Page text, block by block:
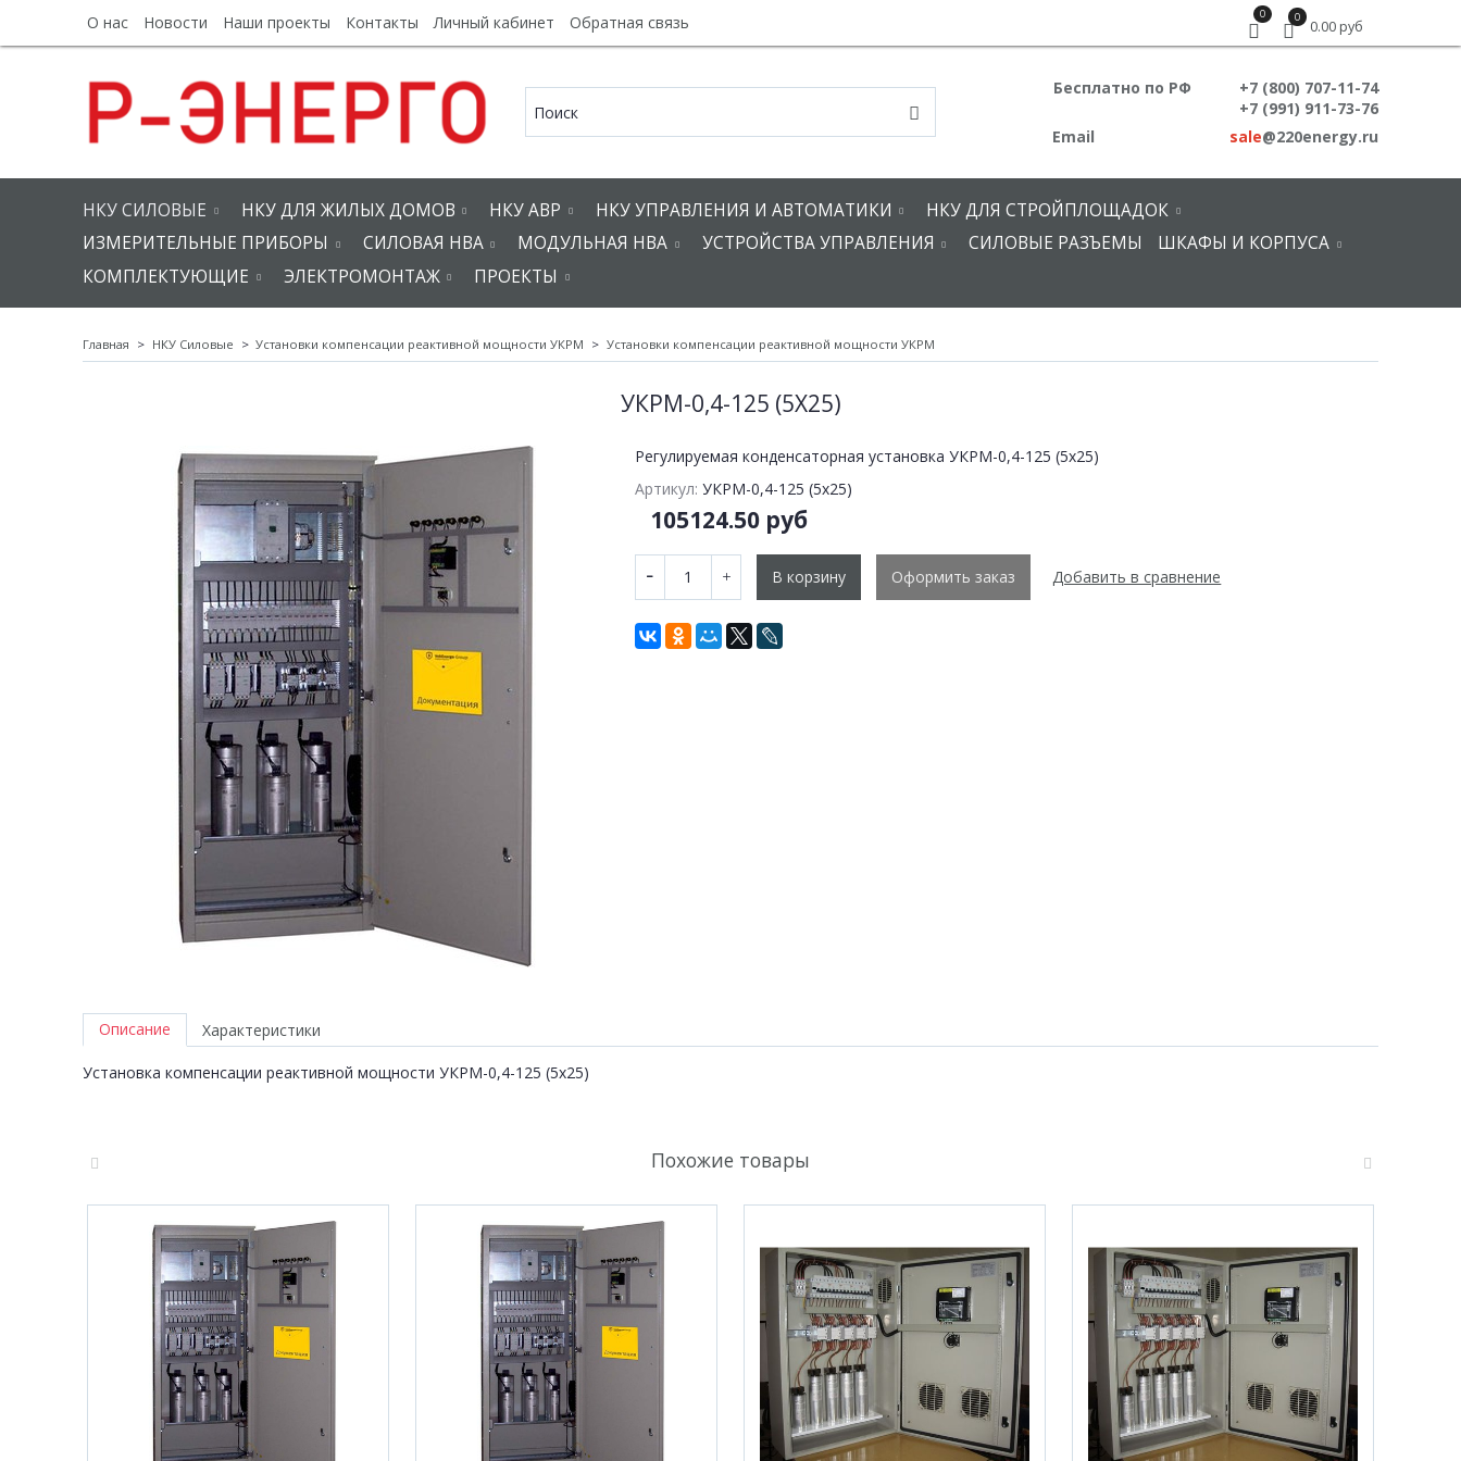
О нас Новости Наши проекты Контакты Личный кабинет Обратная связь 0 0
0.00 руб
Бесплатно по РФ
+7 (800) 707-11-74
+7 (991) 911-73-76
Email
sale@220energy.ru
НКУ СИЛОВЫЕ НКУ ДЛЯ ЖИЛЫХ ДОМОВ НКУ АВР НКУ УПРАВЛЕНИЯ И АВТОМАТИКИ
НКУ ДЛЯ СТРОЙПЛОЩАДОК
ИЗМЕРИТЕЛЬНЫЕ ПРИБОРЫ
СИЛОВАЯ НВА МОДУЛЬНАЯ НВА УСТРОЙСТВА УПРАВЛЕНИЯ СИЛОВЫЕ РАЗЪЕМЫ
ШКАФЫ И КОРПУСА
КОМПЛЕКТУЮЩИЕ
ЭЛЕКТРОМОНТАЖ ПРОЕКТЫ
Главная НКУ Силовые Установки компенсации реактивной мощности УКРМ Установки компенсации реактивной мощности УКРМ
УКРМ-0,4-125 (5Х25)
Регулируемая конденсаторная установка УКРМ-0,4-125 (5х25)
Артикул: УКРМ-0,4-125 (5х25)
105124.50 руб
В корзину Оформить заказ Добавить в сравнение
Описание
Установка компенсации реактивной мощности УКРМ-0,4-125 (5х25)
Характеристики
Похожие товары